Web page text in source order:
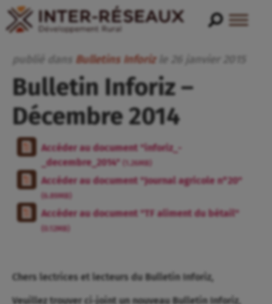
publié dans Bulletins Inforiz le janvier
Bulletin Inforiz –
Décembre 2014
Accéder au document "inforiz_-
_decembre_2014"
(1.26MB)
Accéder au document "Journal agricole n°20"
(6.89MB)
Accéder au document "TF aliment du bétail"
(0.12MB)
Chers lectrices et lecteurs du Bulletin Inforiz,
Veuillez trouver ci-joint un nouveau Bulletin Inforiz,